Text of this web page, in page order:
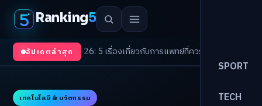
Ranking5
SPORT
TECH
อัปเดตล่าสุด
2026: 5 เรื่องเกี่ยวกับการแพทย์ที่ควรรู้/ดอกเบี้ยขาขึ้นรอบใหม่! จัดพ
เทคโนโลยี & นวัตกรรม